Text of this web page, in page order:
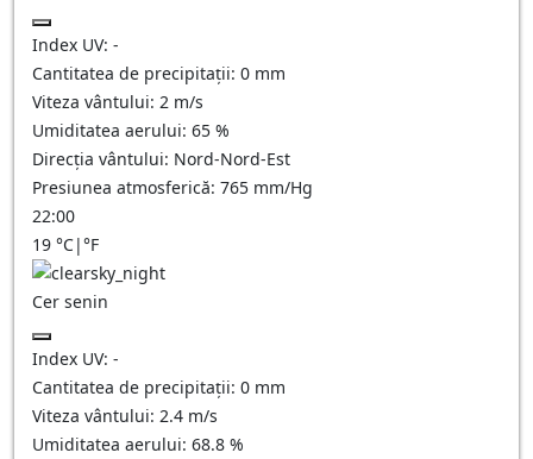
Index UV: -
Cantitatea de precipitații: 0 mm
Viteza vântului: 2 m/s
Umiditatea aerului: 65 %
Direcția vântului: Nord-Nord-Est
Presiunea atmosferică: 765 mm/Hg
22:00
19 °C|°F
Cer senin
Index UV: -
Cantitatea de precipitații: 0 mm
Viteza vântului: 2.4 m/s
Umiditatea aerului: 68.8 %